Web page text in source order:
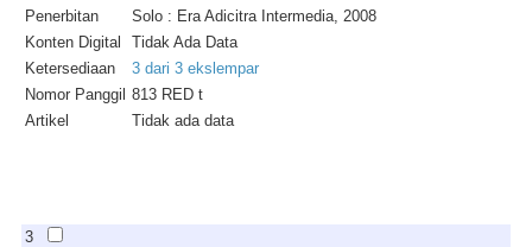
Penerbitan
Solo : Era Adicitra Intermedia, 2008
Konten Digital
Tidak Ada Data
Ketersediaan
3 dari 3 ekslempar
Nomor Panggil 813 RED t
Artikel
Tidak ada data
3